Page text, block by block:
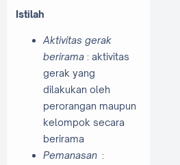
Istilah
Aktivitas gerak
berirama : aktivitas
gerak yang
dilakukan oleh
perorangan maupun
kelompok secara
berirama
Pemanasan :